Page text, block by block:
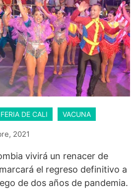
FERIA DE CALI VACUNA
2021
vivirá un renacer de
el regreso definitivo a
de dos años de pandemia.